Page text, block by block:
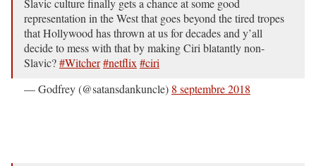
Slavic culture finally gets a chance at some good
representation in the West that goes beyond the tired tropes
that Hollywood has thrown at us for decades and y’all
decide to mess with that by making Ciri blatantly non-
Slavic?#Witcher#netflix #ciri
— Godfrey (@satansdankuncle) 8 septembre 2018